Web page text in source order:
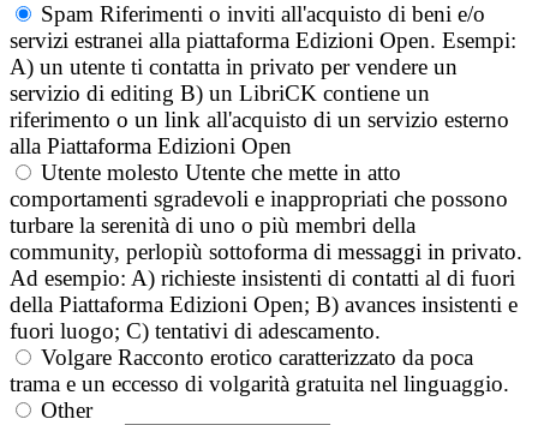
Spam Riferimenti o inviti all'acquisto di beni e/o
servizi estranei alla piattaforma Edizioni Open. Esempi:
A) un utente ti contatta in privato per vendere un
servizio di editing B) un LibriCK contiene un
riferimento o un link all'acquisto di un servizio esterno
alla Piattaforma Edizioni Open
Utente molesto Utente che mette in atto
comportamenti sgradevoli e inappropriati che possono
turbare la serenità di uno o più membri della
community, perlopiù sottoforma di messaggi in privato.
Ad esempio: A) richieste insistenti di contatti al di fuori
della Piattaforma Edizioni Open; B) avances insistenti e
fuori luogo; C) tentativi di adescamento.
Volgare Racconto erotico caratterizzato da poca
trama e un eccesso di volgarità gratuita nel linguaggio.
Other